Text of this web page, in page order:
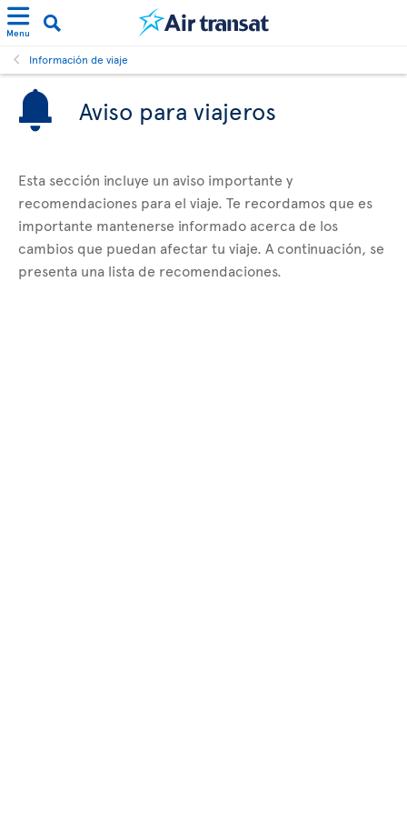
Menu
Información de viaje
Aviso para viajeros
Esta sección incluye un aviso importante y
recomendaciones para el viaje. Te recordamos que es
importante mantenerse informado acerca de los
cambios que puedan afectar tu viaje. A continuación, se
presenta una lista de recomendaciones.